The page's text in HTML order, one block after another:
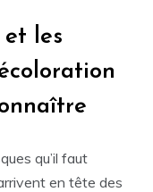
les
qu’il faut
en tête des